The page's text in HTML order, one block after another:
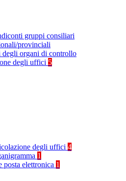
gruppi consiliari
provinciali
degli organi di controllo
degli uffici 5
degli uffici 4
1
posta elettronica 1